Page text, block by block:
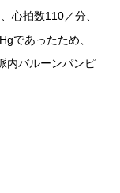
心拍数110／分、
であったため、
内バルーンパンピ